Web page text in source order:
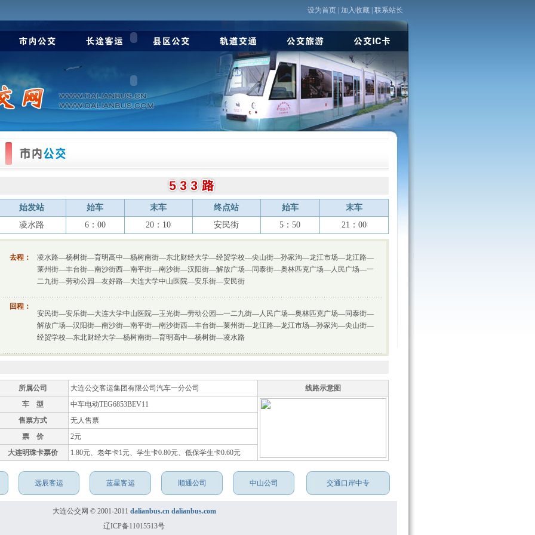
设为首页| 加入收藏| 联系站长
始发站 始车 末车 终点站 始车
末车
凌水路
6：00 20：10 安民街 5：50 21：00
去程：
凌水路—杨树街—育明高中—杨树南街—东北财经大学—经贸学校—尖山街—孙家沟—龙江市场—龙江路—
莱州街—丰台街—南沙街西—南平街—南沙街—汉阳街—解放广场—同泰街—奥林匹克广场—人民广场—一
二九街—劳动公园—友好路—大连大学中山医院—安乐街—安民街
回程：
安民街—安乐街—大连大学中山医院—玉光街—劳动公园—一二九街—人民广场—奥林匹克广场—同泰街—
解放广场—汉阳街—南沙街—南平街—南沙街西—丰台街—莱州街—龙江路—龙江市场—孙家沟—尖山街—
经贸学校—东北财经大学—杨树南街—育明高中—杨树街—凌水路
所属公司 大连公交客运集团有限公司汽车一分公司
线路示意图
车 型
中车电动TEG6853BEV11
售票方式
无人售票
票 价
2元
大连明珠卡票价
1.80元、老年卡1元、学生卡0.80元、低保学生卡0.60元
远辰客运 蓝星客运 顺通公司 中山公司 交通口岸中专
大连公交网 © 2001-2011 dalianbus.cn dalianbus.com
辽ICP备11015513号